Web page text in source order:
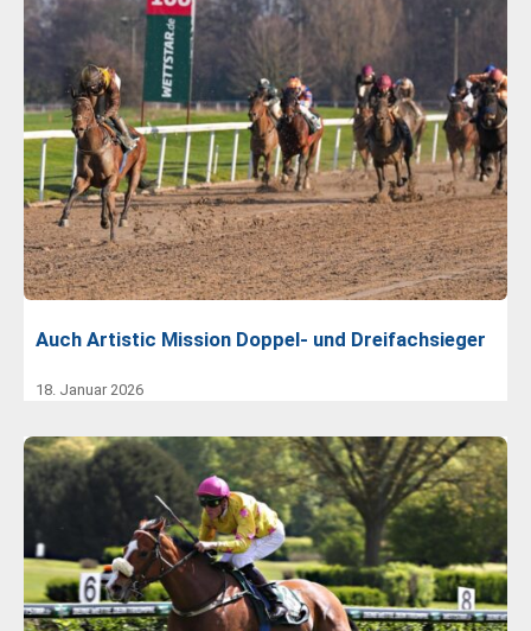
Auch Artistic Mission Doppel- und Dreifachsieger
18. Januar 2026